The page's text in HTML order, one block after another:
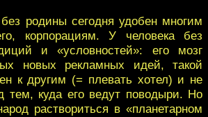
родины сегодня удобен многим
корпорациям. У человека без
и «условностей»: его мозг
новых рекламных идей, такой
к другим (= плевать хотел) и не
тем, куда его ведут поводыри. Но
раствориться в «планетарном